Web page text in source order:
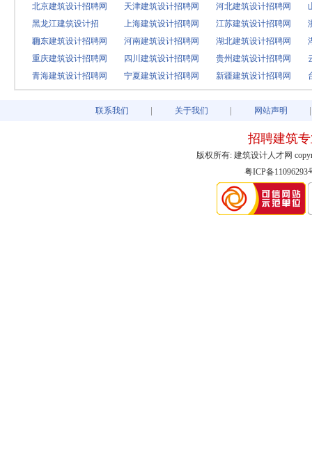
北京建筑设计招聘网 天津建筑设计招聘网 河北建筑设计招聘网
黑龙江建筑设计招
聘..
上海建筑设计招聘网 江苏建筑设计招聘网
山东建筑设计招聘网
河南建筑设计招聘网 湖北建筑设计招聘网
重庆建筑设计招聘网
四川建筑设计招聘网 贵州建筑设计招聘网
青海建筑设计招聘网
宁夏建筑设计招聘网 新疆建筑设计招聘网
联系我们 关于我们 网站声明
招聘建筑
版权所有: 建筑设计人才网
粤ICP备11096293